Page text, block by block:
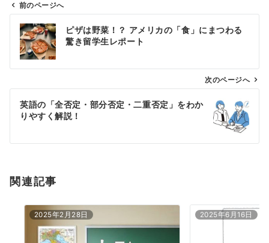
ン
前のページへ
ピザは野菜！？ アメリカの「食」にまつわる
驚き留学生レポート
次のページへ
英語の「全否定・部分否定・二重否定」をわか
りやすく解説！
関連記事
2025年2月28日 2025年6月16日